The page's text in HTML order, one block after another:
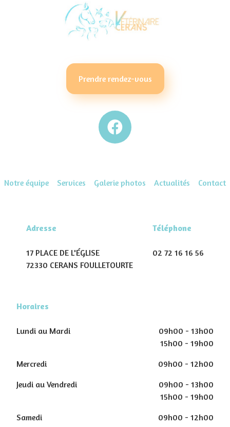
Prendre rendez-vous
Notre équipe Services Galerie photos Actualités Contact
Adresse
17 PLACE DE L'ÉGLISE
72330 CERANS FOULLETOURTE
Téléphone
02 72 16 16 56
Horaires
Lundi au Mardi
09h00 - 13h00
15h00 - 19h00
Mercredi
09h00 - 12h00
Jeudi au Vendredi
09h00 - 13h00
15h00 - 19h00
Samedi
09h00 - 12h00